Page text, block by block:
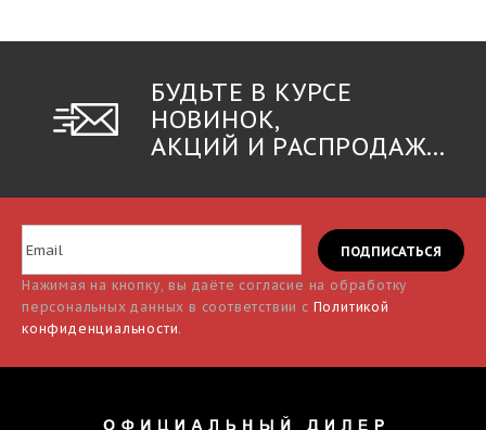
БУДЬТЕ В КУРСЕ
НОВИНОК,
АКЦИЙ И РАСПРОДАЖ...
Нажимая на кнопку, вы даёте согласие на обработку
персональных данных в соответствии с Политикой
конфиденциальности.